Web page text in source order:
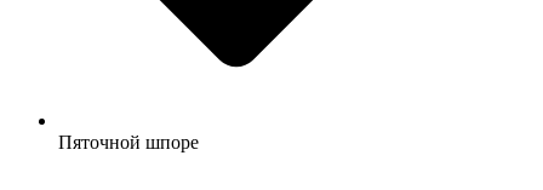
Пяточной шпоре